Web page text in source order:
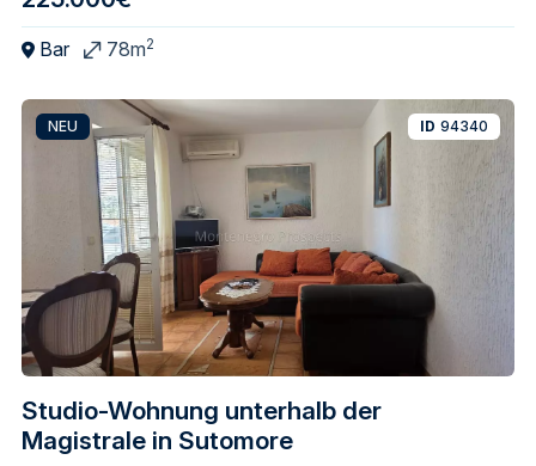
Bar 78m2
Studio-Wohnung unterhalb der
Magistrale in Sutomore
NEU ID 94340